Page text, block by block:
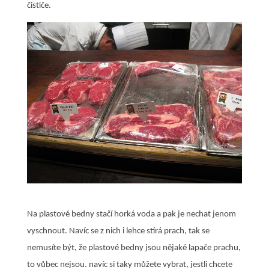
čističe.
Na plastové bedny stačí horká voda a pak je nechat jenom
vyschnout. Navíc se z nich i lehce stírá prach, tak se
nemusíte být, že plastové bedny jsou nějaké lapače prachu,
to vůbec nejsou. navíc si taky můžete vybrat, jestli chcete